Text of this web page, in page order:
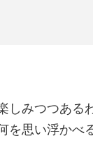
しみつつある
を思い浮かべ